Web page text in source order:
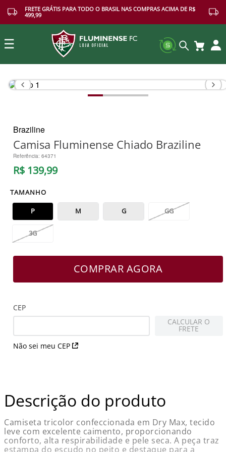
FRETE GRÁTIS PARA TODO O BRASIL NAS COMPRAS ACIMA DE R$
499,99
☰
Buscar
Braziline
Camisa Fluminense Chiado Braziline
Referência: 64371
R$ 139,99
TAMANHO
P M G GG
3G
COMPRAR AGORA
CEP
Não sei meu CEP
CALCULAR O
FRETE
Descrição do produto
Camiseta tricolor confeccionada em Dry Max, tecido
leve com excelente caimento, proporcionando
conforto, alta respirabilidade e pele seca. A peça traz
estampa do escudo no peito e destaque para a